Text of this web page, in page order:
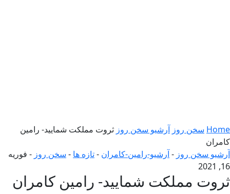
Home سخن روز آرشیو سخن روز ثروت مملکت شمایید- رامین
کامران
آرشیو سخن روز -آرشیو-رامین-کامران -تازه ها - سخن روز - فوریه
16, 2021
ثروت مملکت شمایید- رامین کامران